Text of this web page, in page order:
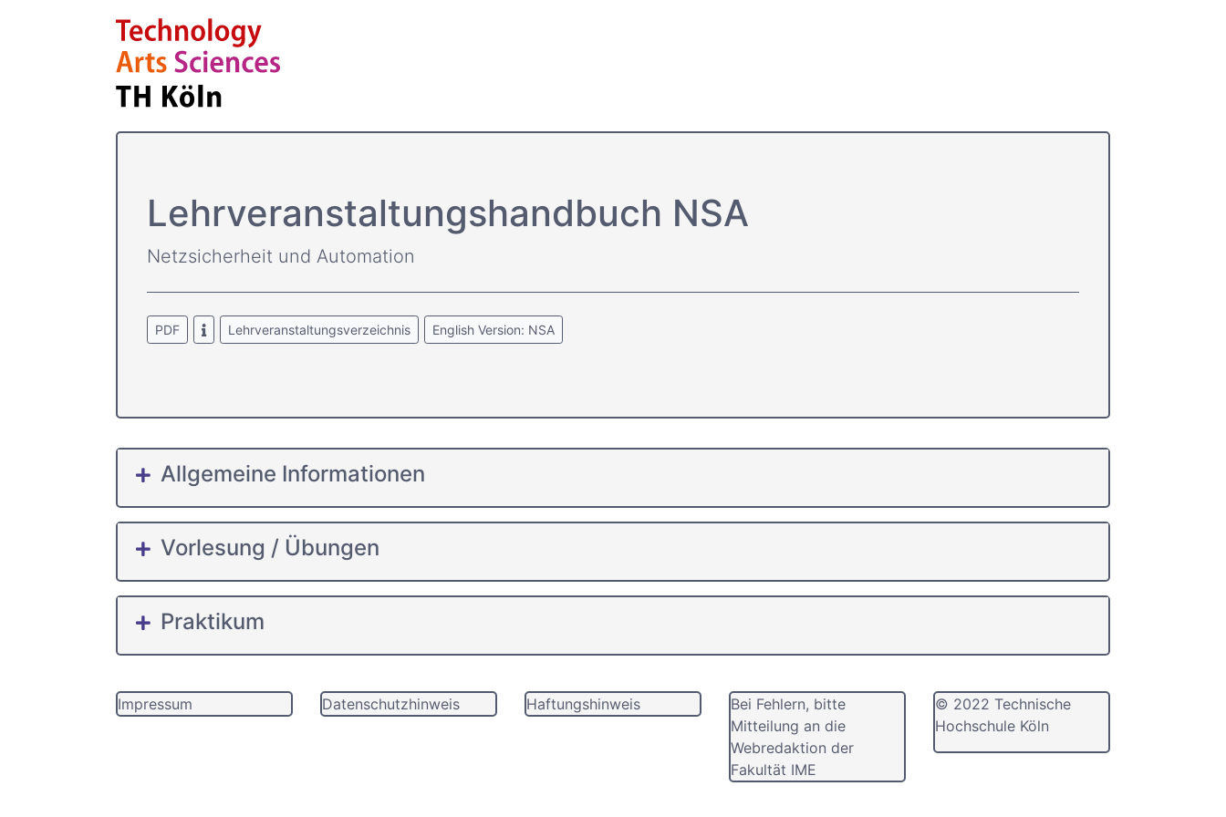
Lehrver­anstaltungs­handbuch NSA
Netzsicherheit und Automation
PDF Lehrveranstaltungsverzeichnis English Version: NSA
Allgemeine Informationen
Vorlesung / Übungen
Praktikum
Impressum Datenschutzhinweis Haftungshinweis
Bei Fehlern, bitte
Mitteilung an die
Webredaktion der
Fakultät IME
© 2022 Technische
Hochschule Köln